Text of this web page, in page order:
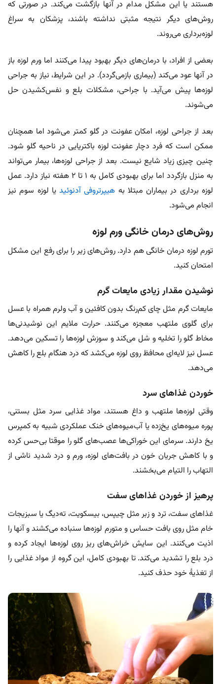
هستند یا این مشکل مدام در آنها بازگشت می‌کند. در صورتی که
روش‌های دیگر نتیجه مثبتی نداشته باشند، پزشکان به سراغ
لوزه‌برداری می‌روند.
بعضی از افراد، با درمان‌های دیگر بهبود پیدا می‌کنند اما ورم لوزه‌ باز
در آنها عود می‌کند (بیماری بازمی‌گردد). در این شرایط، نیاز به جراحی
لوزه‌ها پیش می‌آید. با جراحی، مشکلات بلع و نفس‌کشیدن حل
می‌شوند.
بعد از جراحی لوزه، امکان عفونت در گلو کمتر می‌شود اما همچنان
ممکن است که فرد دچار عفونت لوزه باکتریایی در ناحیه گلو شود.
چنین چیزی زیاد شایع نیست. بعد از جراحی لوزه‌ها، بیمار می‌تواند
به منزل بازگردد اما برای بهبودی کامل به ۱ تا ۲ هفته نیاز دارد. عمل
لوزه برداری در بیماران مبتلا به هیپرتروفی آدنوئیدیا لوزه سوم نیز
انجام می‌شود.
روش‌های درمان‌ خانگی ورم لوزه
تورم لوزه درمان خانگی هم دارد. روش‌های زیر را برای رفع این مشکل
امتحان کنید.
نوشیدن مقدار زیادی مایعات گرم
مایعات گرم مثل چای کم‌رنگ بدون کافئین و آب ولرم همراه با عسل
برای گلوی ملتهب معجزه می‌کنند. حرارت ملایم این نوشیدنی‌ها
مخاط گلو را تخلیه و شل می‌کند و سوزش لوزه‌ها را تسکین می‌دهد.
عسل نیز لایه‌ای محافظ روی لوزه می‌کشد که درد هنگام بلع را کاهش
می‌دهد.
خوردن غذاهای سرد
وقتی لوزه‌ها ملتهب و داغ هستند، مواد غذایی سرد مثل بستنی،
پوره میوه‌های یخ‌زده یا آب‌میوه‌های خنک عملکردی شبیه به کمپرس
یخ دارند. سرمای این خوراکی‌ها عصب‌های گلو را موقتا بی‌حس کرده
و با کاهش جریان خون در بافت‌های لوزه، ورم و درد شدید ناشی از
التهاب را التیام می‌بخشند.
پرهیز از خوردن غذاهای سفت
غذاهای سفت، ترد و زبر مثل چیپس، بیسکویت، ته‌دیگ یا سبزیجات
خام مثل روی بافت حساس و متورم لوزه‌ها سنباده می‌کشند و آنها را
اذیت می‌کنند. این سایش خراش‌های ریز روی لوزه‌ها ایجاد کرده و
درد بلع را تشدید می‌کند. تا بهبودی کامل، این گروه از مواد غذایی را
از تغذیۀ خود حذف کنید.